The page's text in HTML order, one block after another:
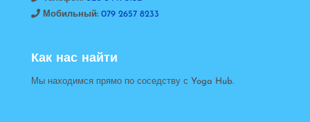
Мобильный: 079 2657 8233
Как нас найти
Мы находимся прямо по соседству с Yoga Hub.